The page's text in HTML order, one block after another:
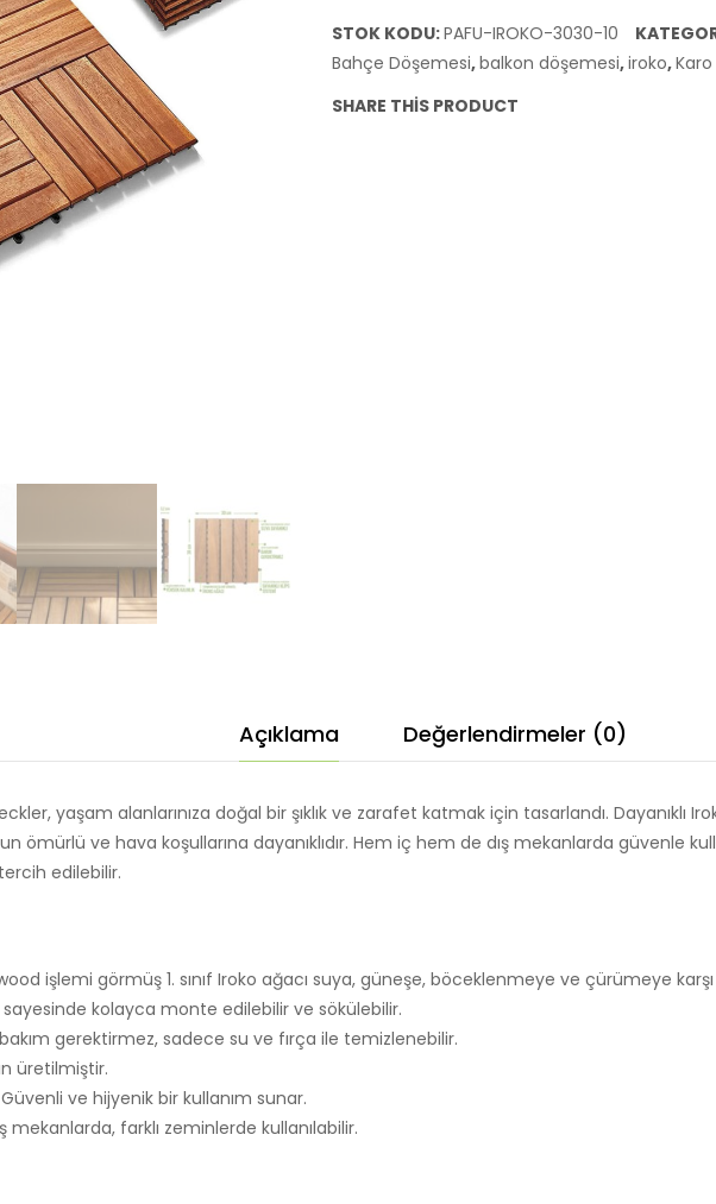
Ağacı
Karo
Deck
STOK KODU:PAFU-IROKO-3030-10
Bahçe Döşemesi,balkon döşemesi,iroko,
SHARE THIS PRODUCT
Açıklama Değerlendirmeler (0)
yaşam alanlarınıza doğal bir şıklık ve zarafet katmak için tasarlandı. Dayanıklı
ömürlü ve hava koşullarına dayanıklıdır. Hem iç hem de dış mekanlarda güvenle
edilebilir.
işlemi görmüş 1. sınıf Iroko ağacı suya, güneşe, böceklenmeye ve çürümeye karşı
kolayca monte edilebilir ve sökülebilir.
gerektirmez, sadece su ve fırça ile temizlenebilir.
üretilmiştir.
Güvenli ve hijyenik bir kullanım sunar.
mekanlarda, farklı zeminlerde kullanılabilir.